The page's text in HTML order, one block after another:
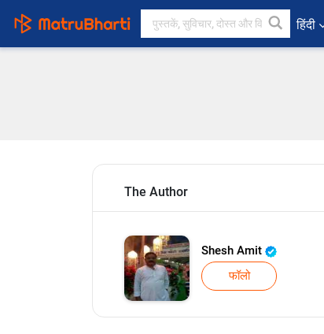
हिंदी
The Author
Shesh Amit
फॉलो